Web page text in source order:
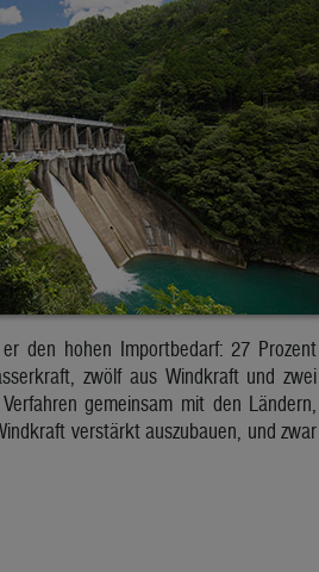
den hohen Importbedarf: 27 Prozent
zwölf aus Windkraft und zwei
gemeinsam mit den Ländern,
verstärkt auszubauen, und zwar